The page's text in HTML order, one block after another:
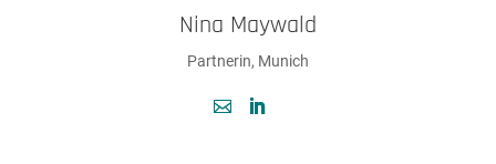
Nina Maywald
Partnerin, Munich